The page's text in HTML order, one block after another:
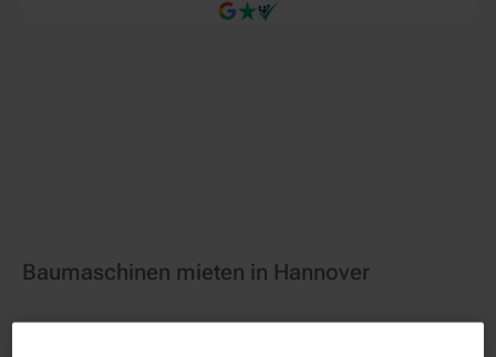
Baumaschinen mieten in Hannover